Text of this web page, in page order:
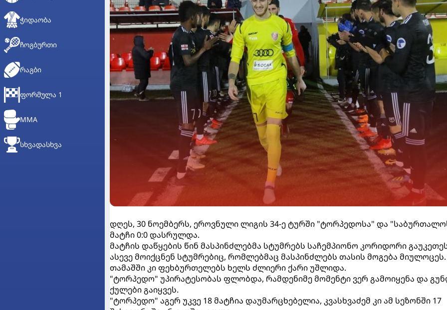
ᲭᲘᲓᲐᲝᲑᲐ
ᲩᲝᲒᲑᲣᲠᲗᲘ
ᲠᲐᲒᲑᲘ
ᲤᲝᲠᲛᲣᲚᲐ 1
MMA
ᲡᲮᲕᲐᲓᲐᲡᲮᲕᲐ
დღეს, 30 ნოემბერს, ეროვნული ლიგის 34-ე ტურში "ტორპედოსა" და
მატჩი 0:0 დასრულდა.
მატჩის დაწყების წინ მასპინძლებმა სტუმრებს საჩემპიონო კორიდორი
ასევე მოიქცნენ სტუმრებიც, რომლებმაც მასპინძლებს თასის მოგება მიულოცეს.
თამაშში კი ფეხბურთელებს ხელს ძლიერი ქარი უშლიდა.
"ტორპედო" უპირატესობას ფლობდა, რამდენიმე მომენტი ვერ გამოიყენა და
ქულები გაიყვეს.
"ტორპედო" აგერ უკვე 18 მატჩია დაუმარცხებელია, კვასხვაძემ კი ამ სეზონში 17